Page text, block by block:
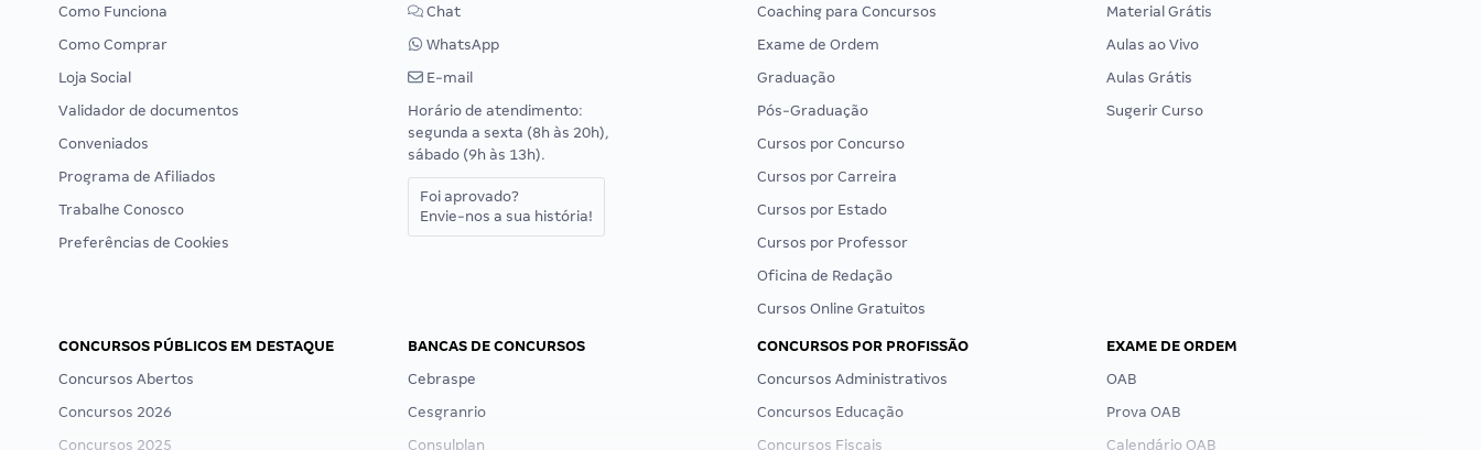
Como Funciona
Como Comprar
Loja Social
Validador de documentos
Conveniados
Programa de Afiliados
Trabalhe Conosco
Preferências de Cookies
Chat
WhatsApp
E-mail
Horário de atendimento:
segunda a sexta (8h às 20h),
sábado (9h às 13h).
Foi aprovado?
Envie-nos a sua história!
Coaching para Concursos
Exame de Ordem
Graduação
Pós-Graduação
Cursos por Concurso
Cursos por Carreira
Cursos por Estado
Cursos por Professor
Oficina de Redação
Cursos Online Gratuitos
Material Grátis
Aulas ao Vivo
Aulas Grátis
Sugerir Curso
CONCURSOS PÚBLICOS EM DESTAQUE
Concursos Abertos
Concursos 2026
Concursos 2025
BANCAS DE CONCURSOS
Cebraspe
Cesgranrio
Consulplan
CONCURSOS POR PROFISSÃO
Concursos Administrativos
Concursos Educação
Concursos Fiscais
EXAME DE ORDEM
OAB
Prova OAB
Calendário OAB